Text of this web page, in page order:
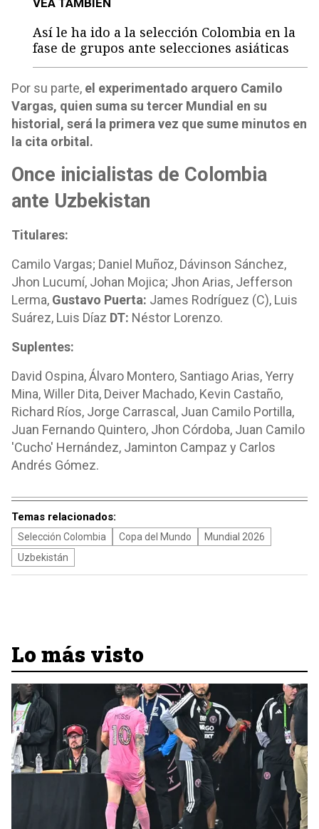
VEA TAMBIÉN
Así le ha ido a la selección Colombia en la
fase de grupos ante selecciones asiáticas
Por su parte, el experimentado arquero Camilo
Vargas, quien suma su tercer Mundial en su
historial, será la primera vez que sume minutos en
la cita orbital.
Once inicialistas de Colombia
ante Uzbekistan
Titulares:
Camilo Vargas; Daniel Muñoz, Dávinson Sánchez,
Jhon Lucumí, Johan Mojica; Jhon Arias, Jefferson
Lerma, Gustavo Puerta: James Rodríguez (C), Luis
Suárez, Luis Díaz DT: Néstor Lorenzo.
Suplentes:
David Ospina, Álvaro Montero, Santiago Arias, Yerry
Mina, Willer Dita, Deiver Machado, Kevin Castaño,
Richard Ríos, Jorge Carrascal, Juan Camilo Portilla,
Juan Fernando Quintero, Jhon Córdoba, Juan Camilo
'Cucho' Hernández, Jaminton Campaz y Carlos
Andrés Gómez.
Temas relacionados:
Selección Colombia Copa del Mundo
Mundial 2026
Uzbekistán
Lo más visto